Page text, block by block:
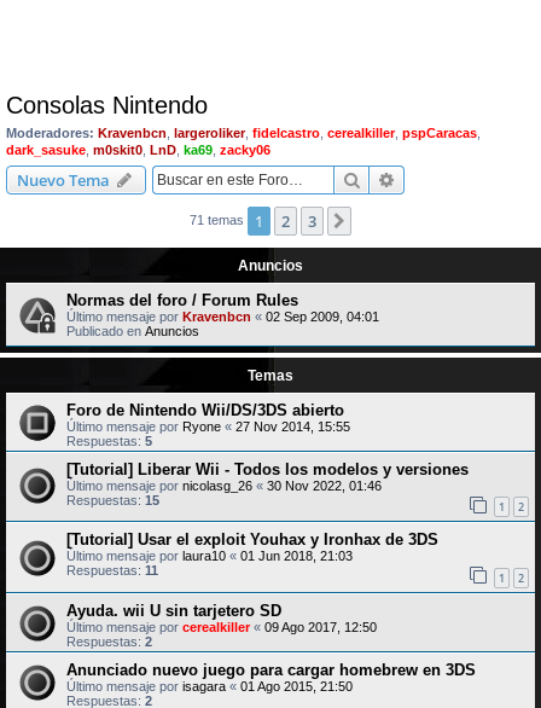
Consolas Nintendo
Moderadores: Kravenbcn largeroliker, fidelcastro cerealkiller, pspCaracas
dark_sasuke m0skit0 LnD ka69 zacky06
Nuevo Tema Buscar
71 temas 1 2 3
Anuncios
Normas del foro / Forum Rules
Último mensaje por Kravenbcn « 02 Sep 2009, 04:01
Publicado en Anuncios
Temas
Foro de Nintendo Wii/DS/3DS abierto
Último mensaje por Ryone « 27 Nov 2014, 15:55
Respuestas: 5
[Tutorial] Liberar Wii - Todos los modelos y versiones
Último mensaje por nicolasg_26 « 30 Nov 2022, 01:46
Respuestas: 15 1 2
[Tutorial] Usar el exploit Youhax y Ironhax de 3DS
Último mensaje por laura10 « 01 Jun 2018, 21:03
Respuestas: 11 1 2
Ayuda. wii U sin tarjetero SD
Último mensaje por cerealkiller« 09 Ago 2017, 12:50
Respuestas: 2
Anunciado nuevo juego para cargar homebrew en 3DS
Último mensaje por isagara « 01 Ago 2015, 21:50
Respuestas: 2